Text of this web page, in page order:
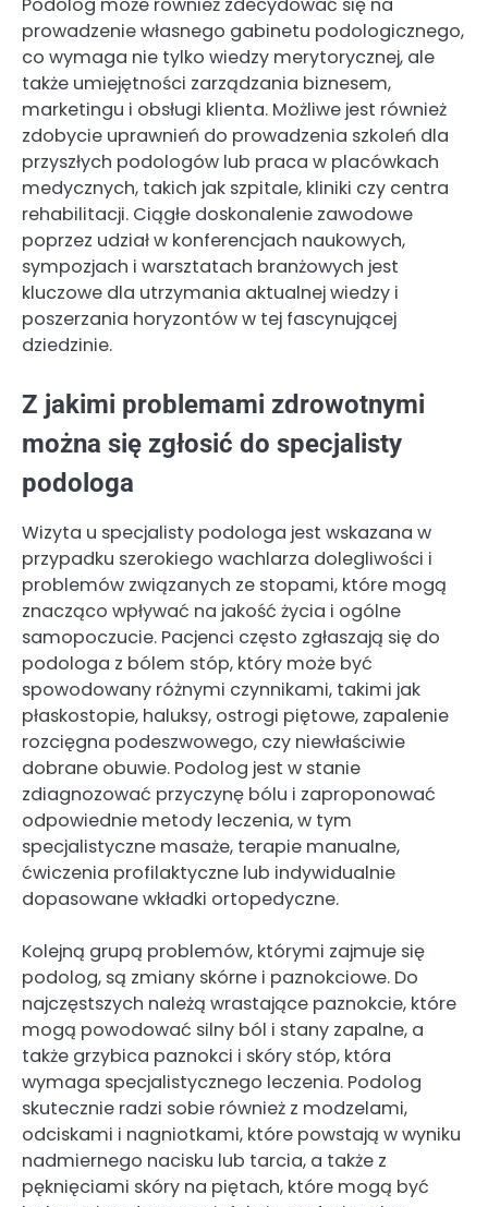
Podolog może również zdecydować się na
prowadzenie własnego gabinetu podologicznego,
co wymaga nie tylko wiedzy merytorycznej, ale
także umiejętności zarządzania biznesem,
marketingu i obsługi klienta. Możliwe jest również
zdobycie uprawnień do prowadzenia szkoleń dla
przyszłych podologów lub praca w placówkach
medycznych, takich jak szpitale, kliniki czy centra
rehabilitacji. Ciągłe doskonalenie zawodowe
poprzez udział w konferencjach naukowych,
sympozjach i warsztatach branżowych jest
kluczowe dla utrzymania aktualnej wiedzy i
poszerzania horyzontów w tej fascynującej
dziedzinie.
Z jakimi problemami zdrowotnymi
można się zgłosić do specjalisty
podologa
Wizyta u specjalisty podologa jest wskazana w
przypadku szerokiego wachlarza dolegliwości i
problemów związanych ze stopami, które mogą
znacząco wpływać na jakość życia i ogólne
samopoczucie. Pacjenci często zgłaszają się do
podologa z bólem stóp, który może być
spowodowany różnymi czynnikami, takimi jak
płaskostopie, haluksy, ostrogi piętowe, zapalenie
rozcięgna podeszwowego, czy niewłaściwie
dobrane obuwie. Podolog jest w stanie
zdiagnozować przyczynę bólu i zaproponować
odpowiednie metody leczenia, w tym
specjalistyczne masaże, terapie manualne,
ćwiczenia profilaktyczne lub indywidualnie
dopasowane wkładki ortopedyczne.
Kolejną grupą problemów, którymi zajmuje się
podolog, są zmiany skórne i paznokciowe. Do
najczęstszych należą wrastające paznokcie, które
mogą powodować silny ból i stany zapalne, a
także grzybica paznokci i skóry stóp, która
wymaga specjalistycznego leczenia. Podolog
skutecznie radzi sobie również z modzelami,
odciskami i nagniotkami, które powstają w wyniku
nadmiernego nacisku lub tarcia, a także z
pęknięciami skóry na piętach, które mogą być